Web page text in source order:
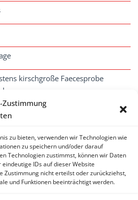
Zustimmung
zu bieten, verwenden wir Technologien wie
zu speichern und/oder darauf
Technologien zustimmst, können wir Daten
IDs auf dieser Website
Zustimmung nicht erteilst oder zurückziehst,
und Funktionen beeinträchtigt werden.
kirschgroße Faecesprobe
A - PCR
(EIA)